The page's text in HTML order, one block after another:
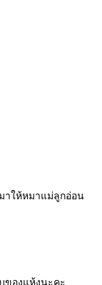
ให้หมาแม่ลูกอ่อน
ของแห้งนะคะ